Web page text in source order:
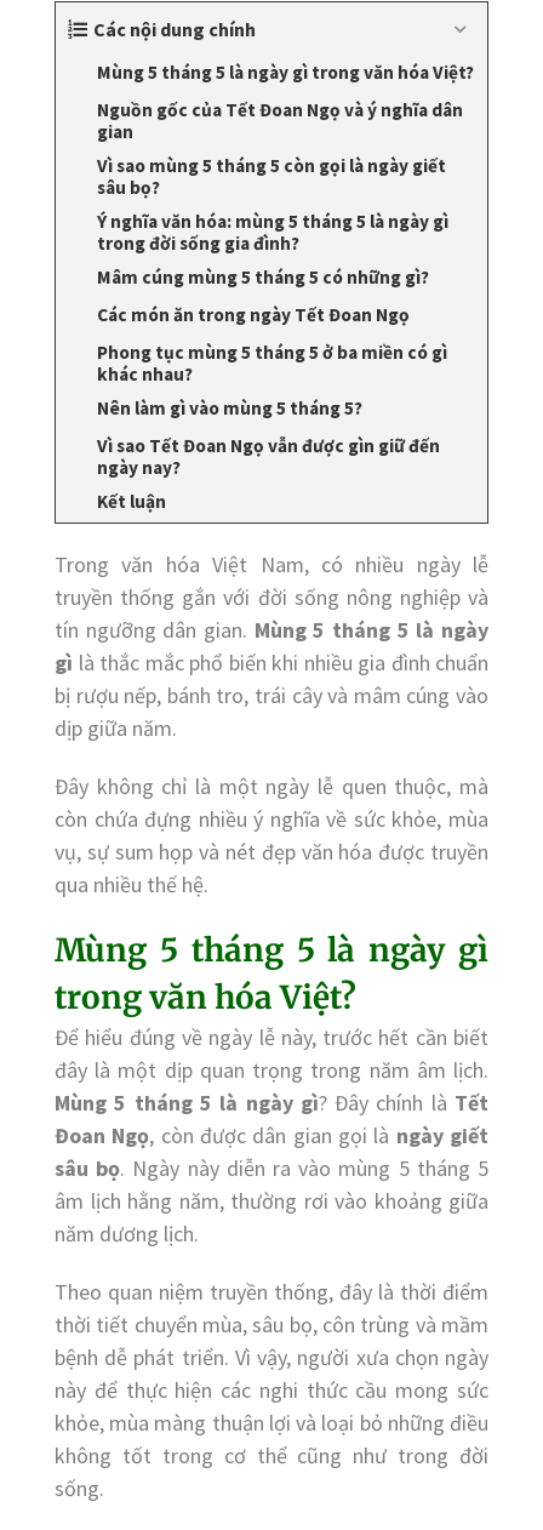
Các nội dung chính
Mùng 5 tháng 5 là ngày gì trong văn hóa Việt?
Nguồn gốc của Tết Đoan Ngọ và ý nghĩa dân
gian
Vì sao mùng 5 tháng 5 còn gọi là ngày giết
sâu bọ?
Ý nghĩa văn hóa: mùng 5 tháng 5 là ngày gì
trong đời sống gia đình?
Mâm cúng mùng 5 tháng 5 có những gì?
Các món ăn trong ngày Tết Đoan Ngọ
Phong tục mùng 5 tháng 5 ở ba miền có gì
khác nhau?
Nên làm gì vào mùng 5 tháng 5?
Vì sao Tết Đoan Ngọ vẫn được gìn giữ đến
ngày nay?
Kết luận
Trong văn hóa Việt Nam, có nhiều ngày lễ
truyền thống gắn với đời sống nông nghiệp và
tín ngưỡng dân gian. Mùng 5 tháng 5 là ngày
gì là thắc mắc phổ biến khi nhiều gia đình chuẩn
bị rượu nếp, bánh tro, trái cây và mâm cúng vào
dịp giữa năm.
Đây không chỉ là một ngày lễ quen thuộc, mà
còn chứa đựng nhiều ý nghĩa về sức khỏe, mùa
vụ, sự sum họp và nét đẹp văn hóa được truyền
qua nhiều thế hệ.
Mùng 5 tháng 5 là ngày gì
trong văn hóa Việt?
Để hiểu đúng về ngày lễ này, trước hết cần biết
đây là một dịp quan trọng trong năm âm lịch.
Mùng 5 tháng 5 là ngày gì? Đây chính là Tết
Đoan Ngọ, còn được dân gian gọi là ngày giết
sâu bọ. Ngày này diễn ra vào mùng 5 tháng 5
âm lịch hằng năm, thường rơi vào khoảng giữa
năm dương lịch.
Theo quan niệm truyền thống, đây là thời điểm
thời tiết chuyển mùa, sâu bọ, côn trùng và mầm
bệnh dễ phát triển. Vì vậy, người xưa chọn ngày
này để thực hiện các nghi thức cầu mong sức
khỏe, mùa màng thuận lợi và loại bỏ những điều
không tốt trong cơ thể cũng như trong đời
sống.